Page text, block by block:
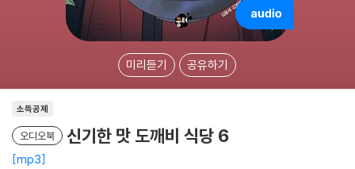
미리듣기 공유하기
소득공제
오디오북 신기한 맛 도깨비 식당 6
mp3